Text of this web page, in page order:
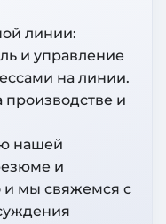
линии:
и управление
на линии.
и
нашей
и
и мы свяжемся с